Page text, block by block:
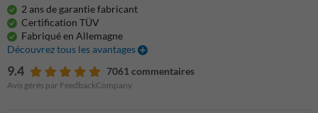
2 ans de garantie fabricant
Certification TÜV
Fabriqué en Allemagne
Découvrez tous les avantages
9.4 7061 commentaires
Avis gérés par FeedbackCompany